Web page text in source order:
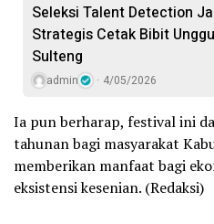
Seleksi Talent Detection
Strategis Cetak Bibit
Sulteng
admin 4/05/2026
Ia pun berharap, festival ini
tahunan bagi masyarakat
memberikan manfaat bagi
eksistensi kesenian. (Redaksi)